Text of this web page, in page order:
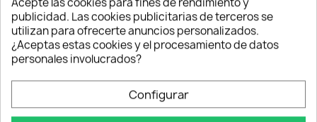
cocina.
✔️ Resistencia y durabilidad
✔️ Fácil mantenimiento
✔️ Estética moderna y minimalista
Convierte tu cocina en un espacio único con un
fregadero que combinafuncionalidad y diseño
premium.
publicidad. Las cookies publicitarias de terceros se
utilizan para ofrecerte anuncios personalizados.
¿Aceptas estas cookies y el procesamiento de datos
personales involucrados?
Configurar